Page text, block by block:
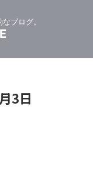
ブログ。
3日